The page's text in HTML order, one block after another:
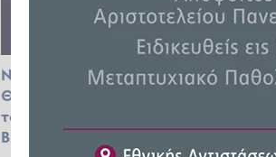
Νεκρός 20χρονος στη
Θεσσαλονίκη, τον κυνήγησαν και
τον μαχαίρωσαν στην πλάτη -
Βίντεο ντοκουμέντο (upd)